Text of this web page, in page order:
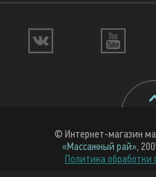
© Интернет-магазин
«Массажный рай»,
Политика обработки